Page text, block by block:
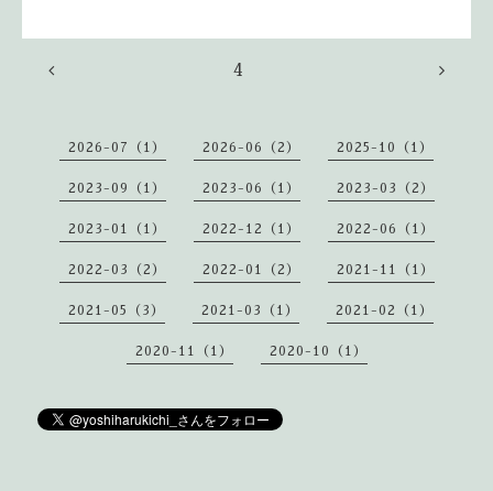
4
2026-07（1） 2026-06（2） 2025-10（1）
2023-09（1） 2023-06（1） 2023-03（2）
2023-01（1） 2022-12（1） 2022-06（1）
2022-03（2） 2022-01（2） 2021-11（1）
2021-05（3） 2021-03（1） 2021-02（1）
2020-11（1） 2020-10（1）